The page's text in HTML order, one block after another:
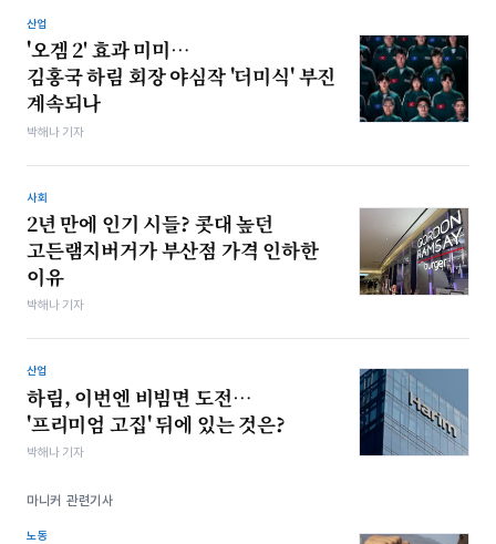
산업
'오겜 2' 효과 미미…
김홍국 하림 회장 야심작 '더미식' 부진
계속되나
박해나 기자
사회
2년 만에 인기 시들? 콧대 높던
고든램지버거가 부산점 가격 인하한
이유
박해나 기자
산업
하림, 이번엔 비빔면 도전…
'프리미엄 고집' 뒤에 있는 것은?
박해나 기자
마니커 관련기사
노동